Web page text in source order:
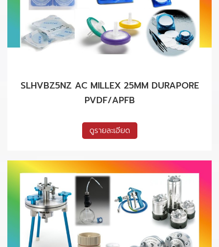
SLHVBZ5NZ AC MILLEX 25MM DURAPORE
PVDF/APFB
ดูรายละเอียด